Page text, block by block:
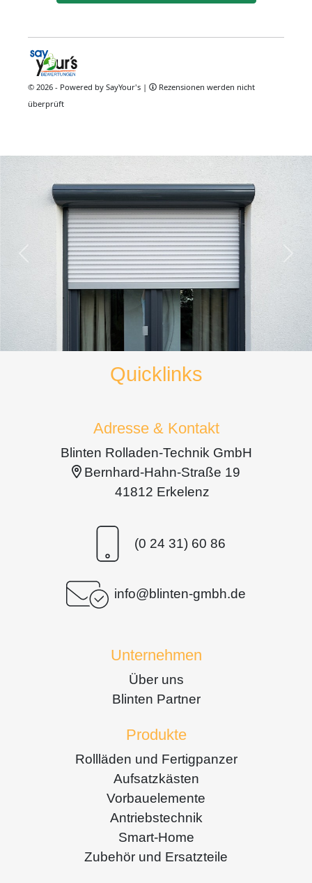
Quicklinks
Adresse & Kontakt
Blinten Rolladen-Technik GmbH
Bernhard-Hahn-Straße 19
41812 Erkelenz
(0 24 31) 60 86
info@blinten-gmbh.de
Unternehmen
Über uns
Blinten Partner
Produkte
Rollläden und Fertigpanzer
Aufsatzkästen
Vorbauelemente
Antriebstechnik
Smart-Home
Zubehör und Ersatzteile